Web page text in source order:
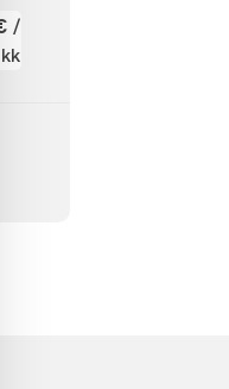
/
kk